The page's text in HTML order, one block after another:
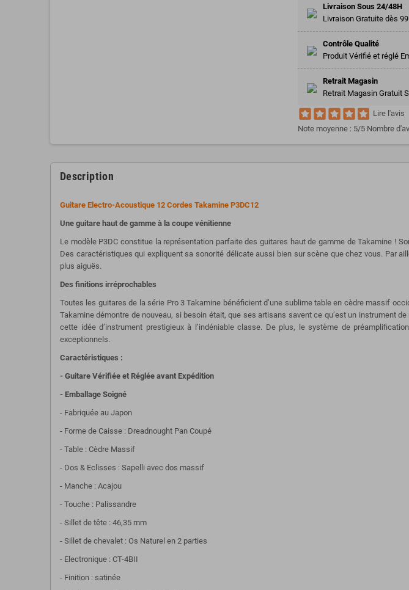
Livraison Sous 24/48H
Livraison Gratuite dès
Contrôle Qualité
Produit Vérifié et réglé
Retrait Magasin
Retrait Magasin Gratuit
Lire l'avis
Note moyenne : 5/5 Nombre
Description
Guitare Electro-Acoustique 12 Cordes Takamine P3DC12
Une guitare haut de gamme à la coupe vénitienne
Le modèle P3DC constitue la représentation parfaite des guitares haut de gamme de Takamine !
Des caractéristiques qui expliquent sa sonorité délicate aussi bien sur scène que chez vous. Par
plus aiguës.
Des finitions irréprochables
Toutes les guitares de la série Pro 3 Takamine bénéficient d’une sublime table en cèdre massif
Takamine démontre de nouveau, si besoin était, que ses artisans savent ce qu’est un instrument
cette idée d’instrument prestigieux à l’indéniable classe. De plus, le système de
exceptionnels.
Caractéristiques :
- Guitare Vérifiée et Réglée avant Expédition
- Emballage Soigné
- Fabriquée au Japon
- Forme de Caisse : Dreadnought Pan Coupé
- Table : Cèdre Massif
- Dos & Eclisses : Sapelli avec dos massif
- Manche : Acajou
- Touche : Palissandre
- Sillet de tête : 46,35 mm
- Sillet de chevalet : Os Naturel en 2 parties
- Electronique : CT-4BII
- Finition : satinée